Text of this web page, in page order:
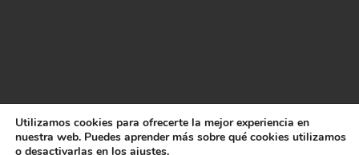
© 2026La Huella Digital– Todos los derechos reservados
Utilizamos cookies para ofrecerte la mejor experiencia en
nuestra web. Puedes aprender más sobre qué cookies utilizamos
o desactivarlas en los ajustes.